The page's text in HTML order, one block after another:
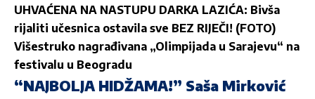
UHVAĆENA NA NASTUPU DARKA LAZIĆA: Bivša
rijaliti učesnica ostavila sve BEZ RIJEČI! (FOTO)
Višestruko nagrađivana „Olimpijada u Sarajevu“ na
festivalu u Beogradu
“NAJBOLJA HIDŽAMA!” Saša Mirković